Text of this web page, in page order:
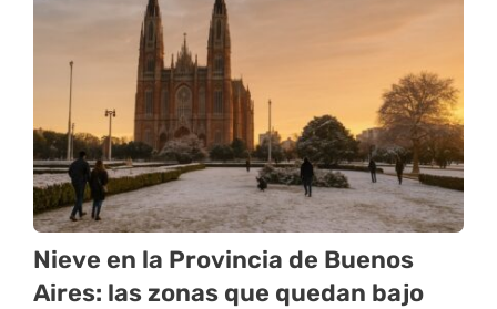
Nieve en la Provincia de Buenos
Aires: las zonas que quedan bajo